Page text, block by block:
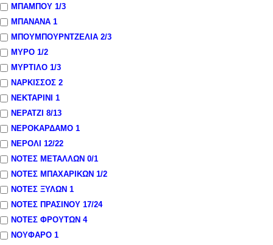
ΜΠΑΜΠΟΥ 1/3
ΜΠΑΝΑΝΑ 1
ΜΠΟΥΜΠΟΥΡΝΤΖΕΛΙΑ 2/3
ΜΥΡΟ 1/2
ΜΥΡΤΙΛΟ 1/3
ΝΑΡΚΙΣΣΟΣ 2
ΝΕΚΤΑΡΙΝΙ 1
ΝΕΡΑΤΖΙ 8/13
ΝΕΡΟΚΑΡΔΑΜΟ 1
ΝΕΡΟΛΙ 12/22
ΝΟΤΕΣ ΜΕΤΑΛΛΩΝ 0/1
ΝΟΤΕΣ ΜΠΑΧΑΡΙΚΩΝ 1/2
ΝΟΤΕΣ ΞΥΛΩΝ 1
ΝΟΤΕΣ ΠΡΑΣΙΝΟΥ 17/24
ΝΟΤΕΣ ΦΡΟΥΤΩΝ 4
ΝΟΥΦΑΡΟ 1